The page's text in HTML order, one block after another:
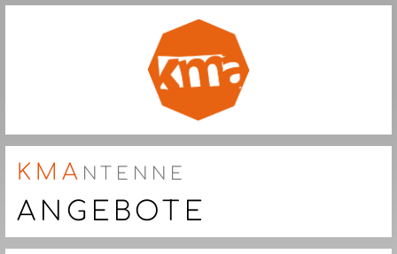
KMA NTENNE
ANGEBOTE